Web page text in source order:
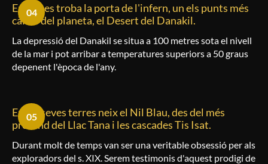
En ella es troba la porta de l'infern, un els punts més
càlids del planeta, el Desert del Danakil.
04
La depressió del Danakil se situa a 100 metres sota el nivell
de la mar i pot arribar a temperatures superiors a 50 graus
depenent l'època de l'any.
En les seves terres neix el Nil Blau, des del més
profund del Llac Tana i les cascades Tis Isat.
05
Durant molt de temps van ser una veritable obsessió per als
exploradors del s. XIX. Serem testimonis d'aquest prodigi de